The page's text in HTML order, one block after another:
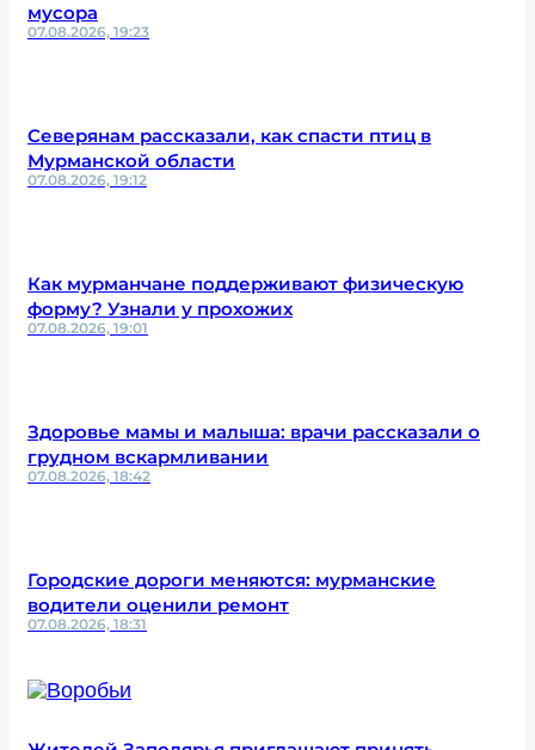
мусора
07.08.2026, 19:23
Северянам рассказали, как спасти птиц в
Мурманской области
07.08.2026, 19:12
Как мурманчане поддерживают физическую
форму? Узнали у прохожих
07.08.2026, 19:01
Здоровье мамы и малыша: врачи рассказали о
грудном вскармливании
07.08.2026, 18:42
Городские дороги меняются: мурманские
водители оценили ремонт
07.08.2026, 18:31